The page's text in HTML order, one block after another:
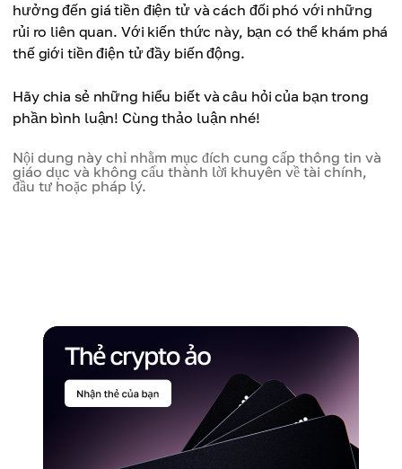
hưởng đến giá tiền điện tử và cách đối phó với những
rủi ro liên quan. Với kiến ​​thức này, bạn có thể khám phá
thế giới tiền điện tử đầy biến động.
Hãy chia sẻ những hiểu biết và câu hỏi của bạn trong
phần bình luận! Cùng thảo luận nhé!
Nội dung này chỉ nhằm mục đích cung cấp thông tin và
giáo dục và không cấu thành lời khuyên về tài chính,
đầu tư hoặc pháp lý.